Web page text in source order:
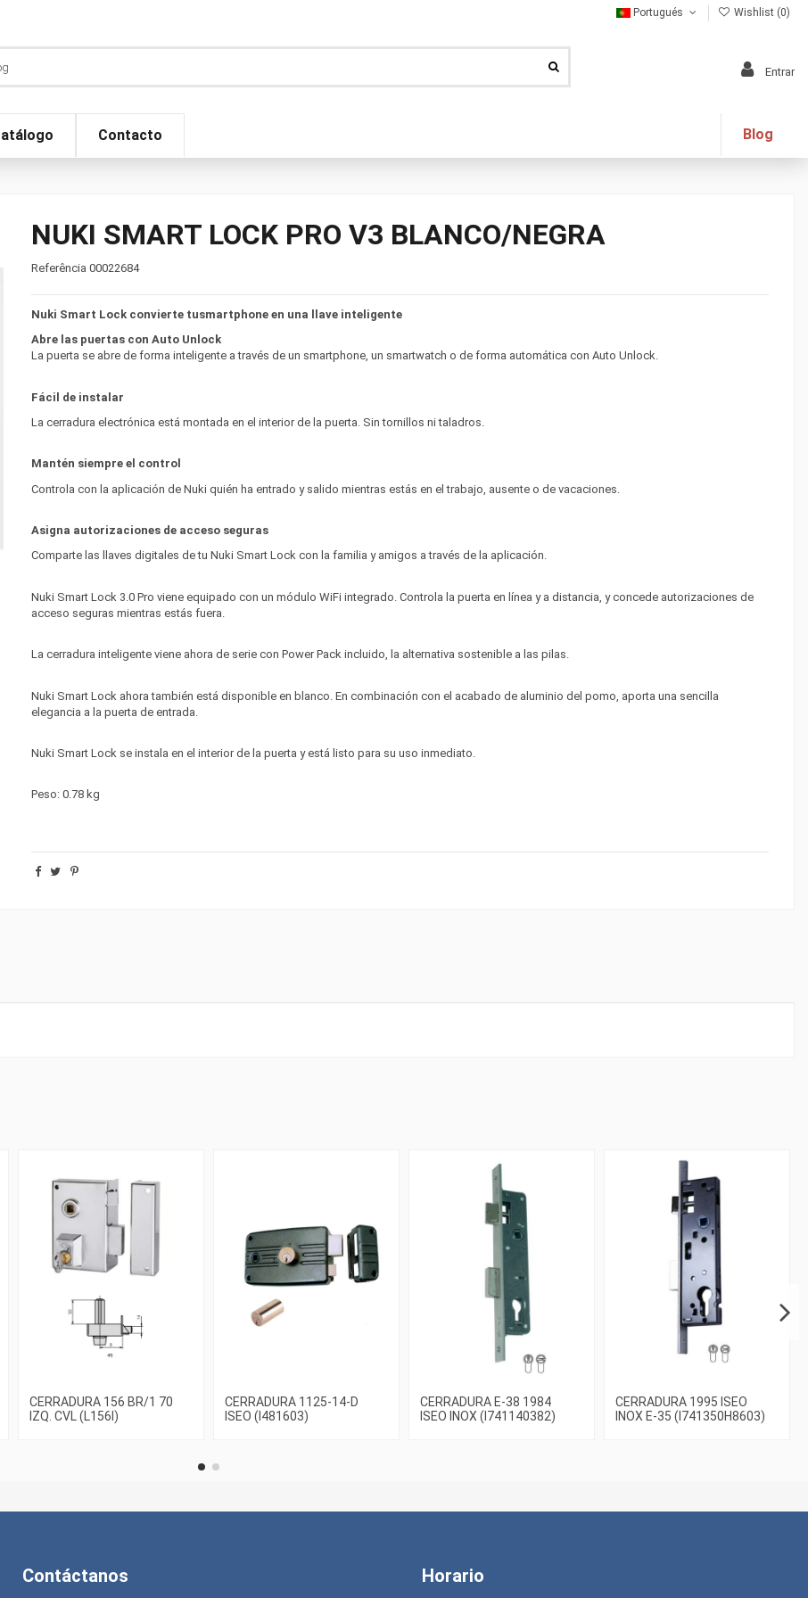
Portugués Wishlist (0)
Entrar
Contacto Blog
NUKI SMART LOCK PRO V3 BLANCO/NEGRA
Referência 00022684
Nuki Smart Lock convierte tusmartphone en una llave inteligente
Abre las puertas con Auto Unlock
La puerta se abre de forma inteligente a través de un smartphone, un smartwatch o de forma automática con Auto Unlock.
Fácil de instalar
La cerradura electrónica está montada en el interior de la puerta. Sin tornillos ni taladros.
Mantén siempre el control
Controla con la aplicación de Nuki quién ha entrado y salido mientras estás en el trabajo, ausente o de vacaciones.
Asigna autorizaciones de acceso seguras
Comparte las llaves digitales de tu Nuki Smart Lock con la familia y amigos a través de la aplicación.
Nuki Smart Lock 3.0 Pro viene equipado con un módulo WiFi integrado. Controla la puerta en línea y a distancia, y concede autorizaciones de
acceso seguras mientras estás fuera.
La cerradura inteligente viene ahora de serie con Power Pack incluido, la alternativa sostenible a las pilas.
Nuki Smart Lock ahora también está disponible en blanco. En combinación con el acabado de aluminio del pomo, aporta una sencilla
elegancia a la puerta de entrada.
Nuki Smart Lock se instala en el interior de la puerta y está listo para su uso inmediato.
Peso: 0.78 kg
CERRADURA 156 BR/1 70
IZQ. CVL (L156I)
CERRADURA 1125-14-D
ISEO (I481603)
CERRADURA E-38 1984
ISEO INOX (I741140382)
CERRADURA 1995 ISEO
INOX E-35 (I741350H8603)
Contáctanos Horario